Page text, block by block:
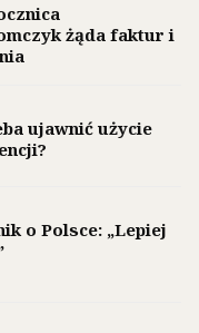
żąda faktur i
ujawnić użycie
o Polsce: „Lepiej